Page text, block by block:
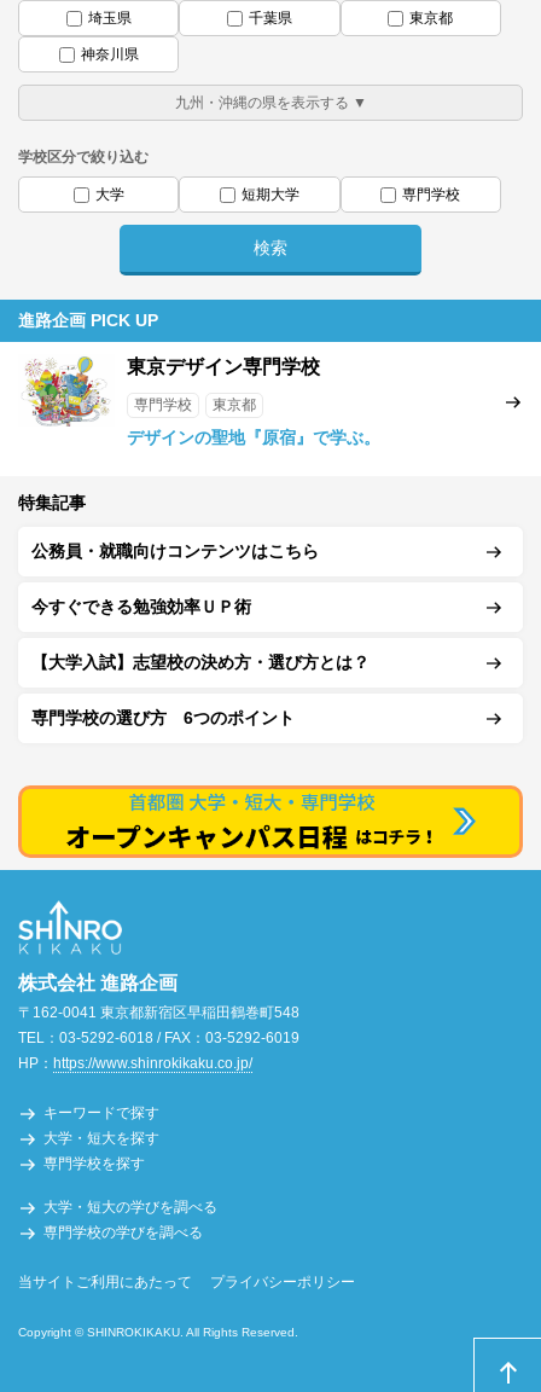
埼玉県 千葉県 東京都
神奈川県
学校区分で絞り込む
大学 短期大学 専門学校
進路企画 PICK UP
東京デザイン専門学校
専門学校 東京都
デザインの聖地『原宿』で学ぶ。
特集記事
公務員・就職向けコンテンツはこちら
今すぐできる勉強効率ＵＰ術
【大学入試】志望校の決め方・選び方とは？
専門学校の選び方 6つのポイント
株式会社 進路企画
〒162-0041 東京都新宿区早稲田鶴巻町548
TEL：03-5292-6018 / FAX：03-5292-6019
HP： https://www.shinrokikaku.co.jp/
キーワードで探す
大学・短大を探す
専門学校を探す
大学・短大の学びを調べる
専門学校の学びを調べる
当サイトご利用にあたって プライバシーポリシー
Copyright © SHINROKIKAKU. All Rights Reserved.